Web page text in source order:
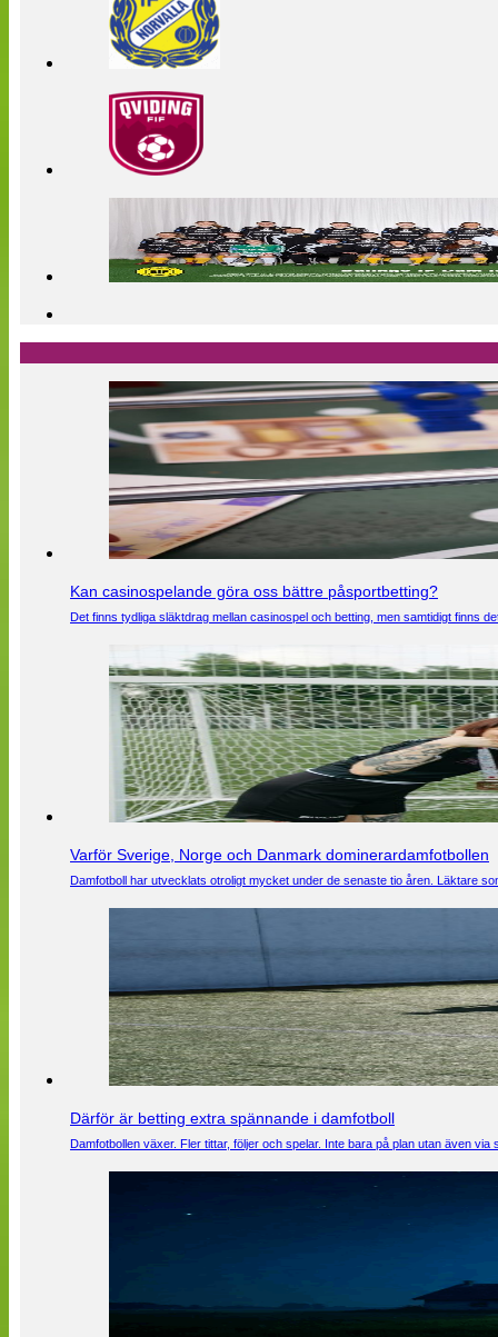
Kan casinospelande göra oss bättre påsportbetting?
Det finns tydliga släktdrag mellan casinospel och betting, men samtidigt finns
Varför Sverige, Norge och Danmark dominerardamfotbollen
Damfotboll har utvecklats otroligt mycket under de senaste tio åren. Läktare
Därför är betting extra spännande i damfotboll
Damfotbollen växer. Fler tittar, följer och spelar. Inte bara på plan utan även